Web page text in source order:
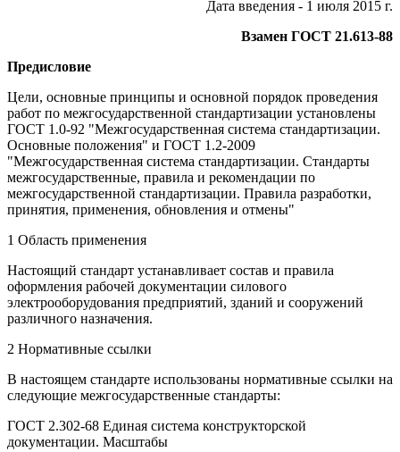
Дата введения - 1 июля 2015 г.
Взамен ГОСТ 21.613-88
Предисловие
Цели, основные принципы и основной порядок проведения
работ по межгосударственной стандартизации установлены
ГОСТ 1.0-92 "Межгосударственная система стандартизации.
Основные положения" и ГОСТ 1.2-2009
"Межгосударственная система стандартизации. Стандарты
межгосударственные, правила и рекомендации по
межгосударственной стандартизации. Правила разработки,
принятия, применения, обновления и отмены"
1 Область применения
Настоящий стандарт устанавливает состав и правила
оформления рабочей документации силового
электрооборудования предприятий, зданий и сооружений
различного назначения.
2 Нормативные ссылки
В настоящем стандарте использованы нормативные ссылки на
следующие межгосударственные стандарты:
ГОСТ 2.302-68 Единая система конструкторской
документации. Масштабы